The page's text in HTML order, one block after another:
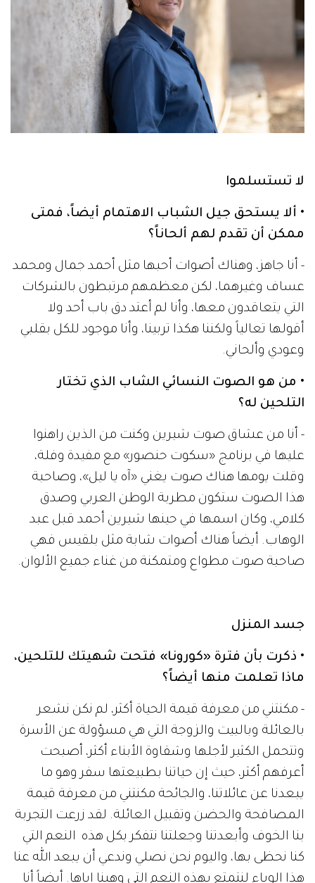
لا تستسلموا
• ألا يستحق جيل الشباب الاهتمام أيضاً، فمتى
ممكن أن تقدم لهم ألحاناً؟
- أنا جاهز، وهناك أصوات أحبها مثل أحمد جمال ومحمد
عساف وغيرهما، لكن معظمهم مرتبطون بالشركات
التي يتعاقدون معها، وأنا لم أعتد دق باب أحد ولا
أقولها تعالياً ولكننا هكذا تربينا، وأنا موجود للكل بقلبي
وعودي وألحاني.
• من هو الصوت النسائي الشاب الذي تختار
التلحين له؟
- أنا من عشاق صوت شيرين وكنت من الذين راهنوا
عليها في برنامج «سكوت حنصور» مع مفيدة وفلة،
وقلت يومها هناك صوت يغني «آه يا ليل»، وصاحبة
هذا الصوت ستكون مطربة الوطن العربي وصدق
كلامي، وكان اسمها في حينها شيرين أحمد قبل عبد
الوهاب. أيضاً هناك أصوات شابة مثل بلقيس فهي
صاحبة صوت مطواع ومتمكنة من غناء جميع الألوان.
جسد المنزل
• ذكرت بأن فترة «كورونا» فتحت شهيتك للتلحين،
ماذا تعلمت منها أيضاً؟
- مكنتني من معرفة قيمة الحياة أكثر، لم نكن نشعر
بالعائلة وبالبيت والزوجة التي هي مسؤولة عن الأسرة
وتتحمل الكثير لأجلها وشقاوة الأبناء أكثر، أصبحت
أعرفهم أكثر، حيث إن حياتنا بطبيعتها سفر وهو ما
يبعدنا عن عائلاتنا، والجائحة مكنتني من معرفة قيمة
المصافحة والحضن وتقبيل العائلة. لقد زرعت التجربة
بنا الخوف وأبعدتنا وجعلتنا نتفكر بكل هذه النعم التي
كنا نحظى بها، واليوم نحن نصلي وندعي أن يبعد الله عنا
هذا الوباء لنتمتع بهذه النعم التي وهبنا إياها. أيضاً أنا